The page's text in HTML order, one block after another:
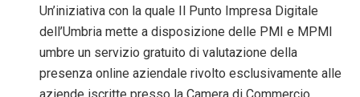
Un’iniziativa con la quale Il Punto Impresa Digitale
dell’Umbria mette a disposizione delle PMI e MPMI
umbre un servizio gratuito di valutazione della
presenza online aziendale rivolto esclusivamente alle